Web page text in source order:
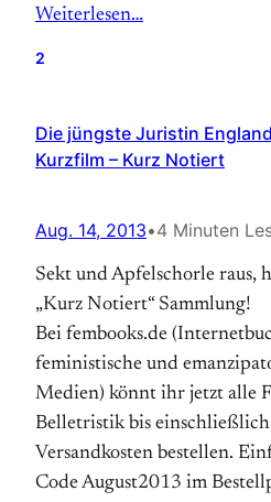
Weiterlesen…
2
Die jüngste Juristin
Kurzfilm – Kurz Notiert
Aug. 14, 2013•4 Minuten
Sekt und Apfelschorle raus,
„Kurz Notiert“ Sammlung!
Bei fembooks.de
feministische und
Medien) könnt ihr jetzt alle
Belletristik bis
Versand­kosten bestellen.
Code August2013 im